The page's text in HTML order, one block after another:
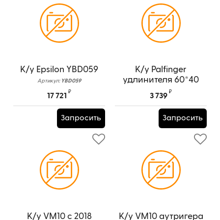
К/у Epsilon YBD059
Артикул: YBD059
17 721
₽
Запросить
К/у Palfinger
удлинителя 60*40
TD528
3 739
₽
Запросить
К/у VM10 c 2018
К/у VM10 аутригера